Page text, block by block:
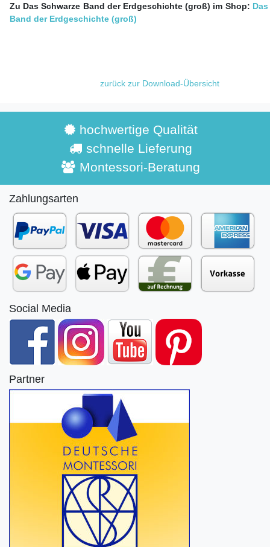
Zu Das Schwarze Band der Erdgeschichte (groß) im Shop:
Band der Erdgeschichte (groß)
zurück zur Download-Übersicht
hochwertige Qualität
schnelle Lieferung
Montessori-Beratung
Zahlungsarten
Social Media
Partner